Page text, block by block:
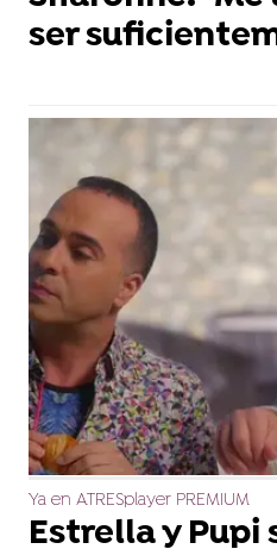
ser
Ya en ATRESplayer PREMIUM
Estrella y Pupi